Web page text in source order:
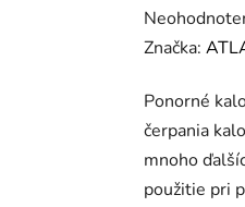
Priemerné
hodnotenie
je
0,0
z
5
Značka:
Ponorné
čerpania
mnoho
použitie pri